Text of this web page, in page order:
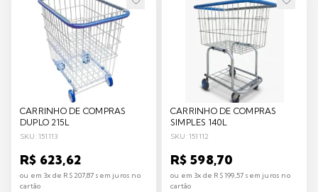
CARRINHO DE COMPRAS
DUPLO 215L
SKU: 151113
R$ 623,62
ou em 3x de R$ 207,87 sem juros no
cartão
CARRINHO DE COMPRAS
SIMPLES 140L
SKU: 151112
R$ 598,70
ou em 3x de R$ 199,57 sem juros no
cartão